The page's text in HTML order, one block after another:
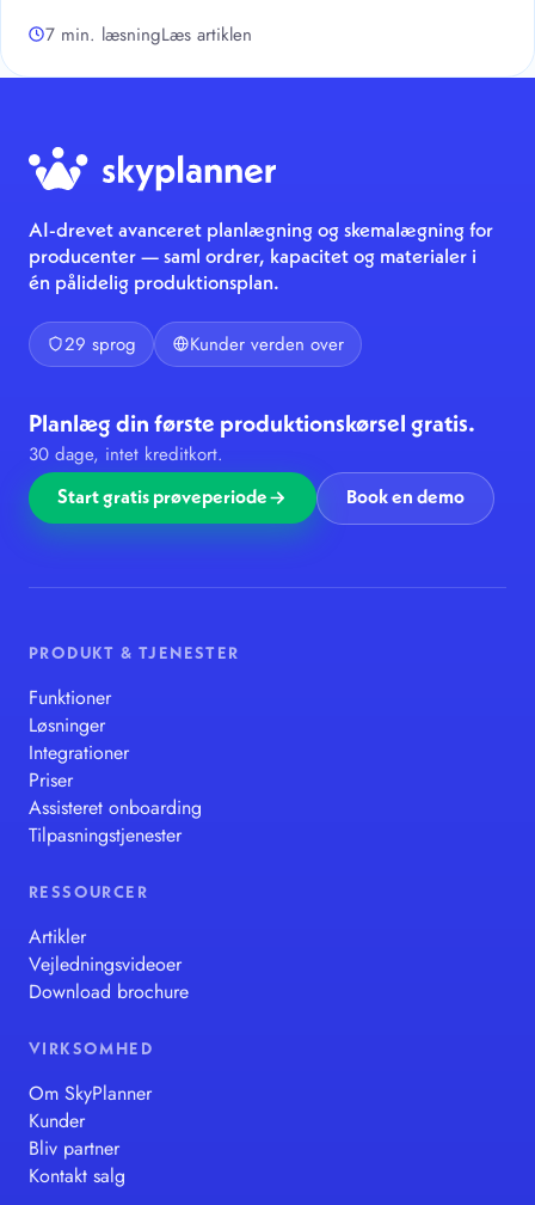
7 min. læsningLæs artiklen
AI-drevet avanceret planlægning og skemalægning for
producenter — saml ordrer, kapacitet og materialer i
én pålidelig produktionsplan.
29 sprog Kunder verden over
Planlæg din første produktionskørsel gratis.
30 dage, intet kreditkort.
Start gratis prøveperiode Book en demo
PRODUKT & TJENESTER
Funktioner
Løsninger
Integrationer
Priser
Assisteret onboarding
Tilpasningstjenester
RESSOURCER
Artikler
Vejledningsvideoer
Download brochure
VIRKSOMHED
Om SkyPlanner
Kunder
Bliv partner
Kontakt salg